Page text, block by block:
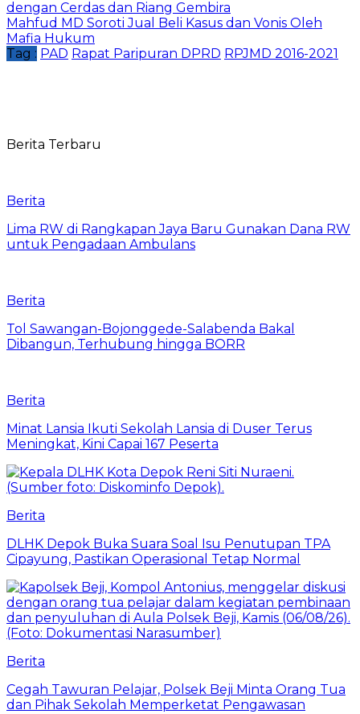
dengan Cerdas dan Riang Gembira
Mahfud MD Soroti Jual Beli Kasus dan Vonis Oleh
Mafia Hukum
Tag : PAD Rapat Paripuran DPRD RPJMD 2016-2021
Berita Terbaru
Berita
Lima RW di Rangkapan Jaya Baru Gunakan Dana RW
untuk Pengadaan Ambulans
Berita
Tol Sawangan-Bojonggede-Salabenda Bakal
Dibangun, Terhubung hingga BORR
Berita
Minat Lansia Ikuti Sekolah Lansia di Duser Terus
Meningkat, Kini Capai 167 Peserta
Berita
DLHK Depok Buka Suara Soal Isu Penutupan TPA
Cipayung, Pastikan Operasional Tetap Normal
Berita
Cegah Tawuran Pelajar, Polsek Beji Minta Orang Tua
dan Pihak Sekolah Memperketat Pengawasan